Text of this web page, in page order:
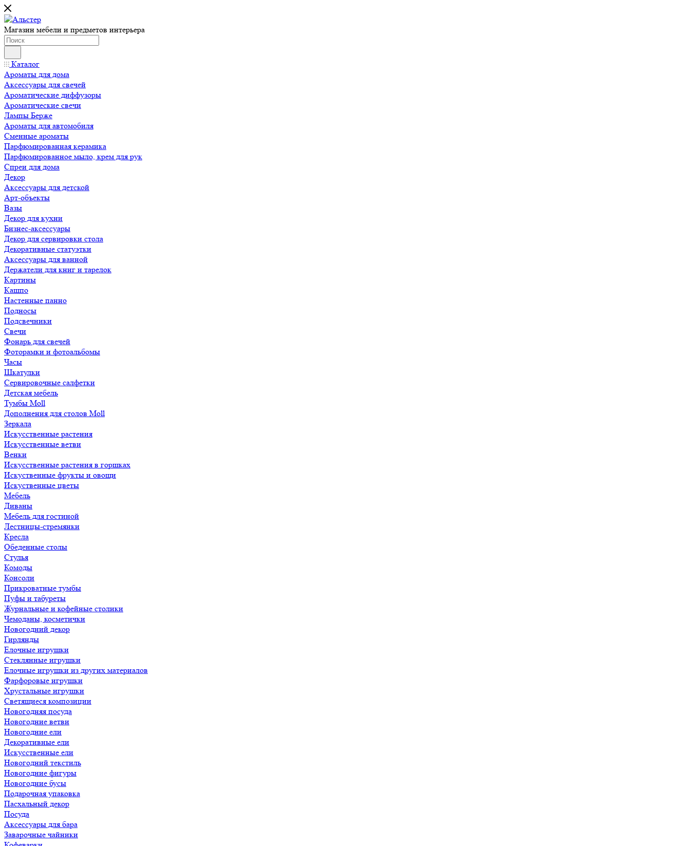
Магазин мебели и предметов интерьера
Каталог
Ароматы для дома
Аксессуары для свечей
Ароматические диффузоры
Ароматические свечи
Лампы Берже
Ароматы для автомобиля
Сменные ароматы
Парфюмированная керамика
Парфюмированное мыло, крем для рук
Спреи для дома
Декор
Аксессуары для детской
Арт-объекты
Вазы
Декор для кухни
Бизнес-аксессуары
Декор для сервировки стола
Декоративные статуэтки
Аксессуары для ванной
Держатели для книг и тарелок
Картины
Кашпо
Настенные панно
Подносы
Подсвечники
Свечи
Фонарь для свечей
Фоторамки и фотоальбомы
Часы
Шкатулки
Сервировочные салфетки
Детская мебель
Тумбы Moll
Дополнения для столов Moll
Зеркала
Искусственные растения
Искусственные ветви
Венки
Искусственные растения в горшках
Искуственные фрукты и овощи
Искуственные цветы
Мебель
Диваны
Мебель для гостиной
Лестницы-стремянки
Кресла
Обеденные столы
Стулья
Комоды
Консоли
Прикроватные тумбы
Пуфы и табуреты
Журнальные и кофейные столики
Чемоданы, косметички
Новогодний декор
Гирлянды
Елочные игрушки
Стеклянные игрушки
Елочные игрушки из других материалов
Фарфоровые игрушки
Хрустальные игрушки
Светящиеся композиции
Новогодняя посуда
Новогодние ветви
Новогодние ели
Декоративные ели
Искусственные ели
Новогодний текстиль
Новогодние фигуры
Новогодние бусы
Подарочная упаковка
Пасхальный декор
Посуда
Аксессуары для бара
Заварочные чайники